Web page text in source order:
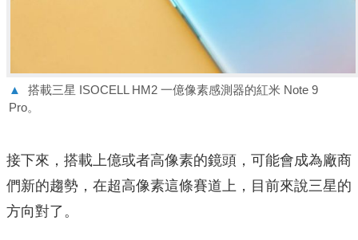
▲
搭載三星 ISOCELL HM2 一億像素感測器的紅米 Note 9
Pro。
接下來，搭載上億或者高像素的鏡頭，可能會成為廠商
們新的趨勢，在超高像素這條賽道上，目前來說三星的
方向對了。